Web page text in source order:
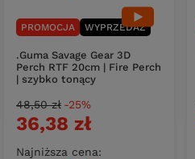
PROMOCJA WYPRZEDAŻ
.Guma Savage Gear 3D
Perch RTF 20cm | Fire Perch
| szybko tonący
36,38 zł
Najniższa cena:
48,50 zł -25%